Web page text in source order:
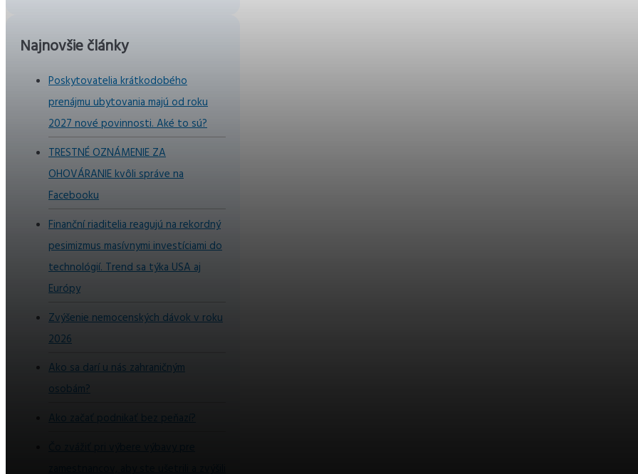
Najnovšie články
Poskytovatelia krátkodobého
prenájmu ubytovania majú od roku
2027 nové povinnosti. Aké to sú?
TRESTNÉ OZNÁMENIE ZA
OHOVÁRANIE kvôli správe na
Facebooku
Finanční riaditelia reagujú na rekordný
pesimizmus masívnymi investíciami do
technológií. Trend sa týka USA aj
Európy
Zvýšenie nemocenských dávok v roku
2026
Ako sa darí u nás zahraničným
osobám?
Ako začať podnikať bez peňazí?